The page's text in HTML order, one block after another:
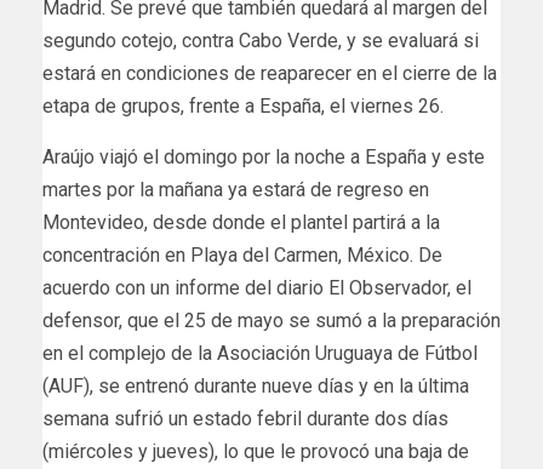
Madrid. Se prevé que también quedará al margen del
segundo cotejo, contra Cabo Verde, y se evaluará si
estará en condiciones de reaparecer en el cierre de la
etapa de grupos, frente a España, el viernes 26.
Araújo viajó el domingo por la noche a España y este
martes por la mañana ya estará de regreso en
Montevideo, desde donde el plantel partirá a la
concentración en Playa del Carmen, México. De
acuerdo con un informe del diario El Observador, el
defensor, que el 25 de mayo se sumó a la preparación
en el complejo de la Asociación Uruguaya de Fútbol
(AUF), se entrenó durante nueve días y en la última
semana sufrió un estado febril durante dos días
(miércoles y jueves), lo que le provocó una baja de